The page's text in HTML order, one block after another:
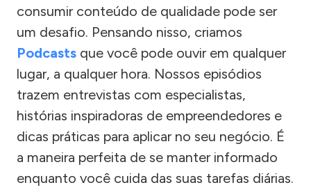
consumir conteúdo de qualidade pode ser
um desafio. Pensando nisso, criamos
Podcasts que você pode ouvir em qualquer
lugar, a qualquer hora. Nossos episódios
trazem entrevistas com especialistas,
histórias inspiradoras de empreendedores e
dicas práticas para aplicar no seu negócio. É
a maneira perfeita de se manter informado
enquanto você cuida das suas tarefas diárias.